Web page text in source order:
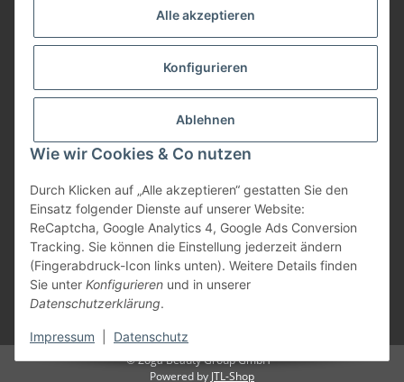
Alle akzeptieren
Konfigurieren
Ablehnen
Wie wir Cookies & Co nutzen
Durch Klicken auf „Alle akzeptieren“ gestatten Sie den
Einsatz folgender Dienste auf unserer Website:
ReCaptcha, Google Analytics 4, Google Ads Conversion
Tracking. Sie können die Einstellung jederzeit ändern
(Fingerabdruck-Icon links unten). Weitere Details finden
Sie unter Konfigurieren und in unserer
Datenschutzerklärung.
Impressum Datenschutz
Vertrag widerrufen
© Zoga Beauty Group GmbH
Powered by JTL-Shop